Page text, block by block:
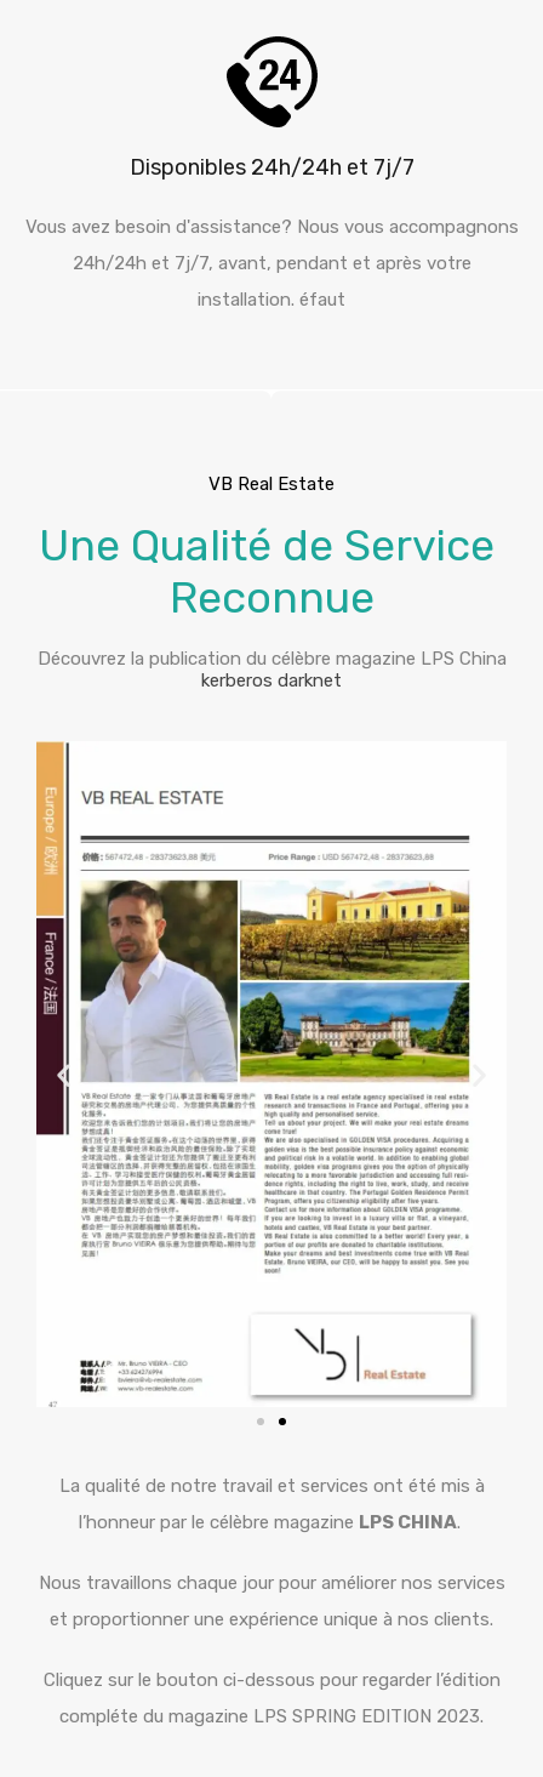
Disponibles 24h/24h et 7j/7
Vous avez besoin d'assistance? Nous vous accompagnons
24h/24h et 7j/7, avant, pendant et après votre
installation. éfaut
VB Real Estate
Une Qualité de Service
Reconnue
Découvrez la publication du célèbre magazine LPS China
kerberos darknet
La qualité de notre travail et services ont été mis à
l’honneur par le célèbre magazine LPS CHINA.
Nous travaillons chaque jour pour améliorer nos services
et proportionner une expérience unique à nos clients.
Cliquez sur le bouton ci-dessous pour regarder l’édition
compléte du magazine LPS SPRING EDITION 2023.